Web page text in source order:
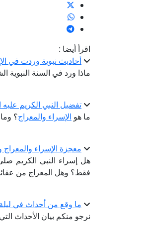
اقرأ أيضا :
أحاديث نبوية وردت في
ماذا ورد في السنة النبوية
تفضيل النبي الكريم عليه
ما هو الإسراء والمعراج؟
معجزة الإسراء والمعراج
هل إسراء النبي الكريم
فقط؟ وهل المعراج من
ما وقع من أحداث في ليلة
نرجو منكم بيان الأحداث